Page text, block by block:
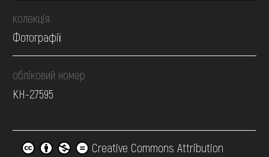
колекція
Фотографії
обліковий номер
КН-27595
Creative Commons Attribution